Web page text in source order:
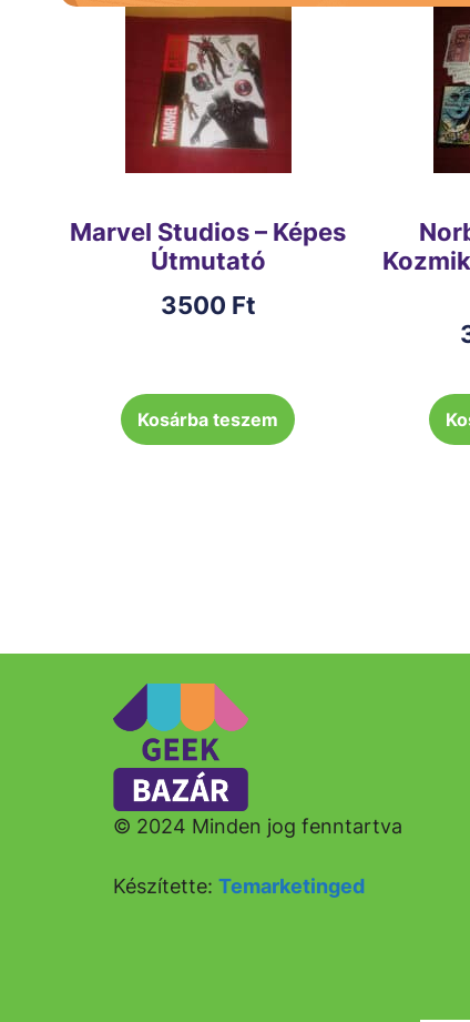
Marvel Studios – Képes
Útmutató
3500 Ft
Kosárba teszem
© 2024 Minden jog fenntartva
Készítette: Temarketinged